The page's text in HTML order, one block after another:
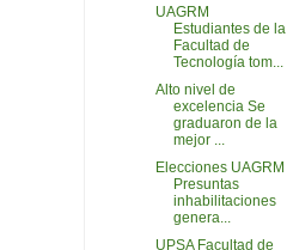
UAGRM
Estudiantes de la
Facultad de
Tecnología tom...
Alto nivel de
excelencia Se
graduaron de la
mejor ...
Elecciones UAGRM
Presuntas
inhabilitaciones
genera...
UPSA Facultad de